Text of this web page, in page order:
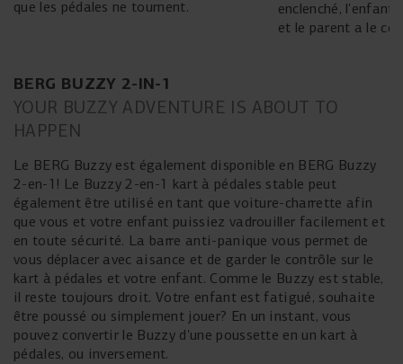
que les pédales ne tournent.
enclenché, l'enfant
et le parent a le
BERG BUZZY 2-IN-1
YOUR BUZZY ADVENTURE IS ABOUT TO
HAPPEN
Le BERG Buzzy est également disponible en BERG Buzzy
2-en-1! Le Buzzy 2-en-1 kart à pédales stable peut
également être utilisé en tant que voiture-charrette afin
que vous et votre enfant puissiez vadrouiller facilement et
en toute sécurité. La barre anti-panique vous permet de
vous déplacer avec aisance et de garder le contrôle sur le
kart à pédales et votre enfant. Comme le Buzzy est stable,
il reste toujours droit. Votre enfant est fatigué, souhaite
être poussé ou simplement jouer? En un instant, vous
pouvez convertir le Buzzy d'une poussette en un kart à
pédales, ou inversement.